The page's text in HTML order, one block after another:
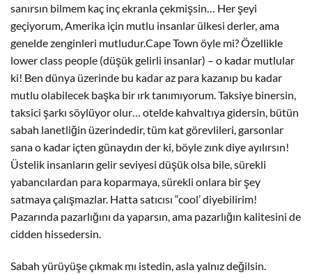
sanırsın bilmem kaç inç ekranla çekmişsin… Her şeyi
geçiyorum, Amerika için mutlu insanlar ülkesi derler, ama
genelde zenginleri mutludur.Cape Town öyle mi? Özellikle
lower class people (düşük gelirli insanlar) – o kadar mutlular
ki! Ben dünya üzerinde bu kadar az para kazanıp bu kadar
mutlu olabilecek başka bir ırk tanımıyorum. Taksiye binersin,
taksici şarkı söylüyor olur… otelde kahvaltıya gidersin, bütün
sabah lanetliğin üzerindedir, tüm kat görevlileri, garsonlar
sana o kadar içten günaydın der ki, böyle zınk diye ayılırsın!
Üstelik insanların gelir seviyesi düşük olsa bile, sürekli
yabancılardan para koparmaya, sürekli onlara bir şey
satmaya çalışmazlar. Hatta satıcısı “cool’ diyebilirim!
Pazarında pazarlığını da yaparsın, ama pazarlığın kalitesini de
cidden hissedersin.
Sabah yürüyüşe çıkmak mı istedin, asla yalnız değilsin.